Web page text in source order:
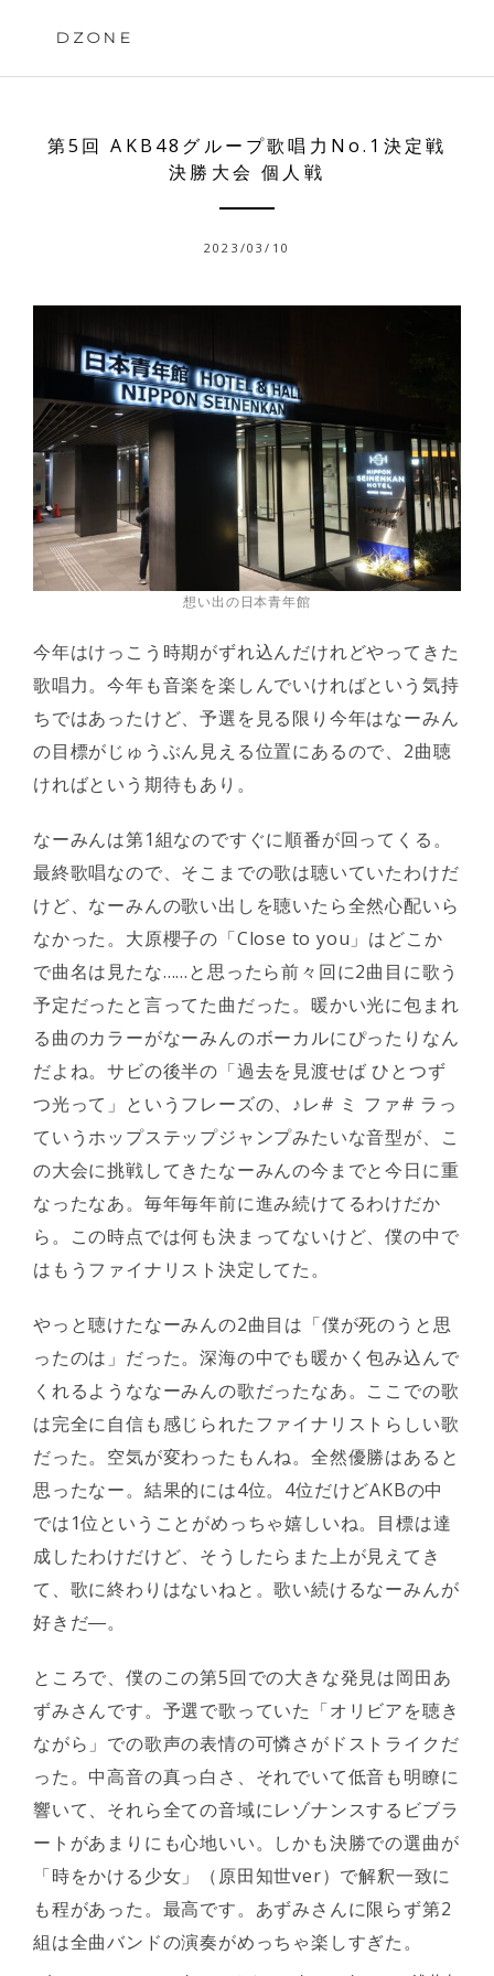
DZONE
第5回 AKB48グループ歌唱力No.1決定戦
決勝大会 個人戦
2023/03/10
想い出の日本青年館
今年はけっこう時期がずれ込んだけれどやってきた
歌唱力。今年も音楽を楽しんでいければという気持
ちではあったけど、予選を見る限り今年はなーみん
の目標がじゅうぶん見える位置にあるので、2曲聴
ければという期待もあり。
なーみんは第1組なのですぐに順番が回ってくる。
最終歌唱なので、そこまでの歌は聴いていたわけだ
けど、なーみんの歌い出しを聴いたら全然心配いら
なかった。大原櫻子の「Close to you」はどこか
で曲名は見たな……と思ったら前々回に2曲目に歌う
予定だったと言ってた曲だった。暖かい光に包まれ
る曲のカラーがなーみんのボーカルにぴったりなん
だよね。サビの後半の「過去を見渡せば ひとつず
つ光って」というフレーズの、♪レ# ミ ファ# ラっ
ていうホップステップジャンプみたいな音型が、こ
の大会に挑戦してきたなーみんの今までと今日に重
なったなあ。毎年毎年前に進み続けてるわけだか
ら。この時点では何も決まってないけど、僕の中で
はもうファイナリスト決定してた。
やっと聴けたなーみんの2曲目は「僕が死のうと思
ったのは」だった。深海の中でも暖かく包み込んで
くれるようななーみんの歌だったなあ。ここでの歌
は完全に自信も感じられたファイナリストらしい歌
だった。空気が変わったもんね。全然優勝はあると
思ったなー。結果的には4位。4位だけどAKBの中
では1位ということがめっちゃ嬉しいね。目標は達
成したわけだけど、そうしたらまた上が見えてき
て、歌に終わりはないねと。歌い続けるなーみんが
好きだ―。
ところで、僕のこの第5回での大きな発見は岡田あ
ずみさんです。予選で歌っていた「オリビアを聴き
ながら」での歌声の表情の可憐さがドストライクだ
った。中高音の真っ白さ、それでいて低音も明瞭に
響いて、それら全ての音域にレゾナンスするビブラ
ートがあまりにも心地いい。しかも決勝での選曲が
「時をかける少女」（原田知世ver）で解釈一致に
も程があった。最高です。あずみさんに限らず第2
組は全曲バンドの演奏がめっちゃ楽しすぎた。